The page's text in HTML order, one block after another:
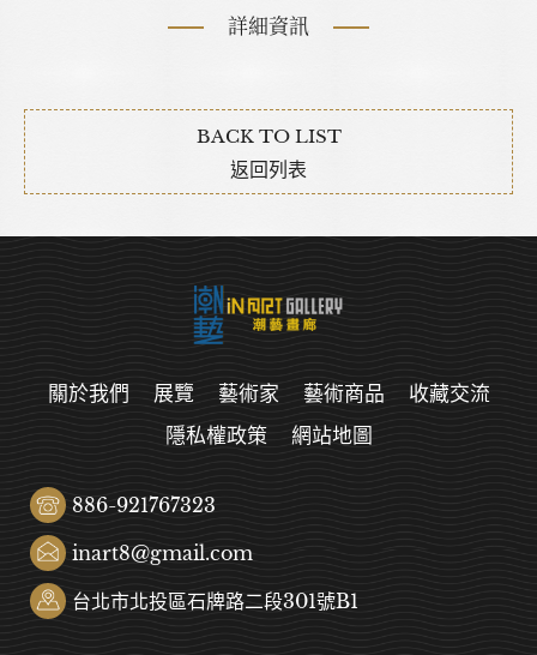
詳細資訊
BACK TO LIST
返回列表
關於我們 展覽 藝術家 藝術商品
收藏交流
隱私權政策
網站地圖
886-921767323
inart8@gmail.com
台北市北投區石牌路二段301號B1